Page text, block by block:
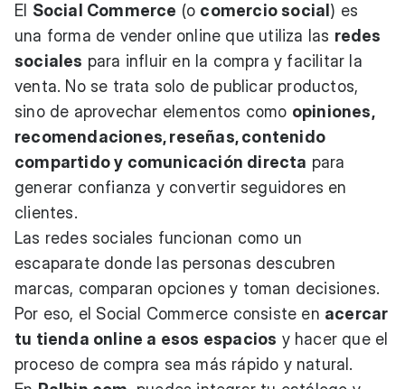
El Social Commerce (o comercio social ) es
una forma de vender online que utiliza las redes
sociales para influir en la compra y facilitar la
venta. No se trata solo de publicar productos,
sino de aprovechar elementos como opiniones,
recomendaciones, reseñas, contenido
compartido y comunicación directa para
generar confianza y convertir seguidores en
clientes.
Las redes sociales funcionan como un
escaparate donde las personas descubren
marcas, comparan opciones y toman decisiones.
Por eso, el Social Commerce consiste en acercar
tu tienda online a esos espacios y hacer que el
proceso de compra sea más rápido y natural.